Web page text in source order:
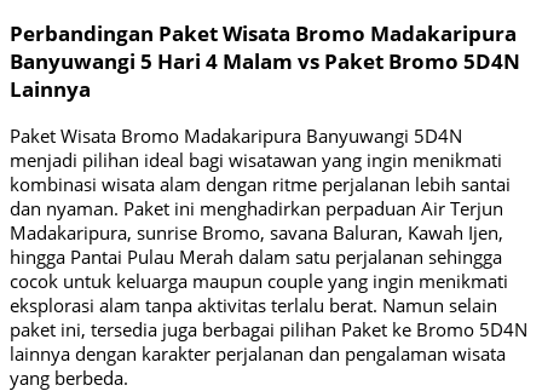
Perbandingan Paket Wisata Bromo Madakaripura
Banyuwangi 5 Hari 4 Malam vs Paket Bromo 5D4N
Lainnya
Paket Wisata Bromo Madakaripura Banyuwangi 5D4N
menjadi pilihan ideal bagi wisatawan yang ingin menikmati
kombinasi wisata alam dengan ritme perjalanan lebih santai
dan nyaman. Paket ini menghadirkan perpaduan Air Terjun
Madakaripura, sunrise Bromo, savana Baluran, Kawah Ijen,
hingga Pantai Pulau Merah dalam satu perjalanan sehingga
cocok untuk keluarga maupun couple yang ingin menikmati
eksplorasi alam tanpa aktivitas terlalu berat. Namun selain
paket ini, tersedia juga berbagai pilihan Paket ke Bromo 5D4N
lainnya dengan karakter perjalanan dan pengalaman wisata
yang berbeda.